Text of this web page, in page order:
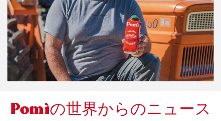
Pomìの世界からのニュース